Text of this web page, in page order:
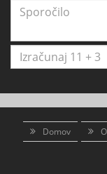
Domov